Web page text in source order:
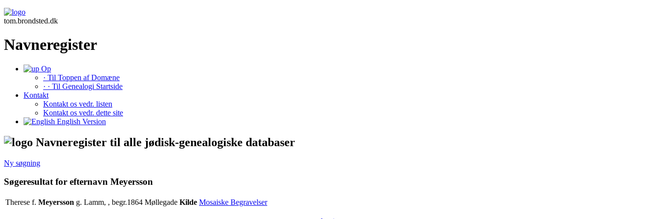
tom.brondsted.dk
Navneregister
Op
· Til Toppen af Domæne
· · Til Genealogi Startside
Kontakt
Kontakt os vedr. listen
Kontakt os vedr. dette site
English Version
Navneregister til alle jødisk-genealogiske databaser
Ny søgning
Søgeresultat for efternavn Meyersson
Therese f. Meyersson g. Lamm, , begr.1864 Møllegade Kilde Mosaiske Begravelser